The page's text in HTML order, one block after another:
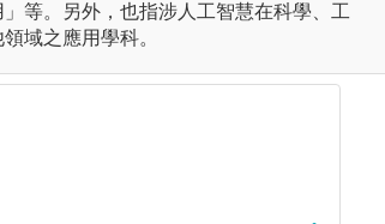
等。另外，也指涉人工智慧在科學、工
域之應用學科。